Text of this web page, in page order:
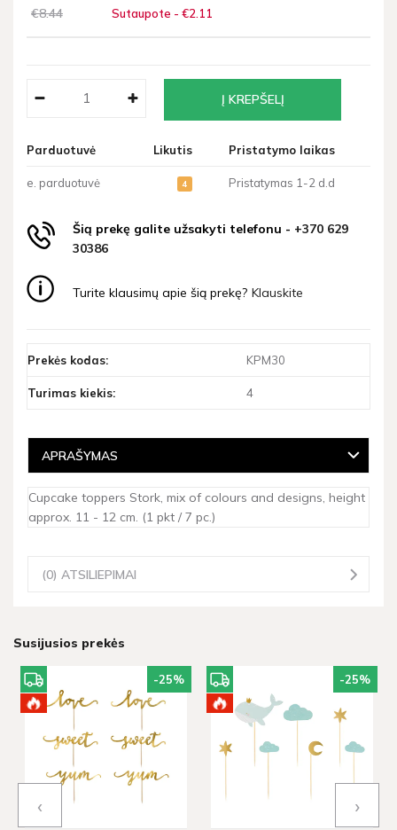
€844 Sutaupote - €2 11
Parduotuvė Likutis Pristatymo laikas
e. parduotuvė 4 Pristatymas 1-2 d.d
Šią prekę galite užsakyti telefonu - +370 629
30386
Turite klausimų apie šią prekę? Klauskite
Prekės kodas: KPM30
Turimas kiekis: 4
APRAŠYMAS
Cupcake toppers Stork, mix of colours and designs, height
approx. 11 - 12 cm. (1 pkt / 7 pc.)
(0) ATSILIEPIMAI
Susijusios prekės
-25% -25%
‹ ›